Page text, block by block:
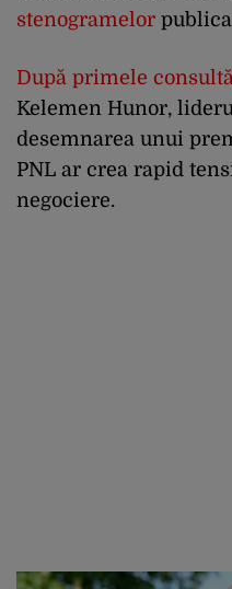
stenogramelor
După primele
Kelemen Hunor,
desemnarea unui
PNL ar crea rapid
negociere.